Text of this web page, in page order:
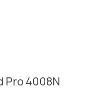
Pro 4008N